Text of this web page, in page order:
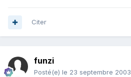
Citer
funzi
Posté(e) le 23 septembre 2003